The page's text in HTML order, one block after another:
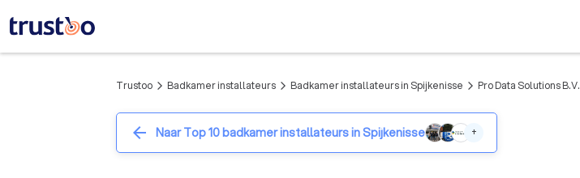
Trustoo arrow_forward_ios Badkamer installateurs arrow_forward_ios Badkamer installateurs in Spijkenisse arrow_forward_ios Pro Data Solutions B.V.
arrow_back Naar Top 10 badkamer installateurs in Spijkenisse +